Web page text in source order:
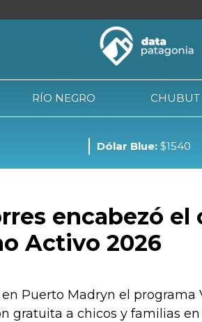
RÍO NEGRO CHUBUT
Dólar Blue: $1540
RÍO NEGRO CHUBUT
encabezó el
Activo 2026
Puerto Madryn el programa
gratuita a chicos y familias